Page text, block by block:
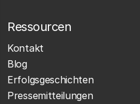
Ressourcen
Kontakt
Blog
Erfolgsgeschichten
Pressemitteilungen